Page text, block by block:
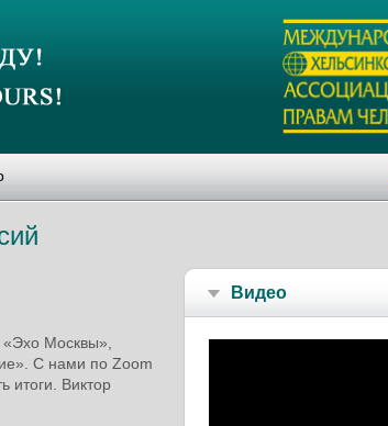
Москвы»,
С нами по Zoom
итоги. Виктор
Видео